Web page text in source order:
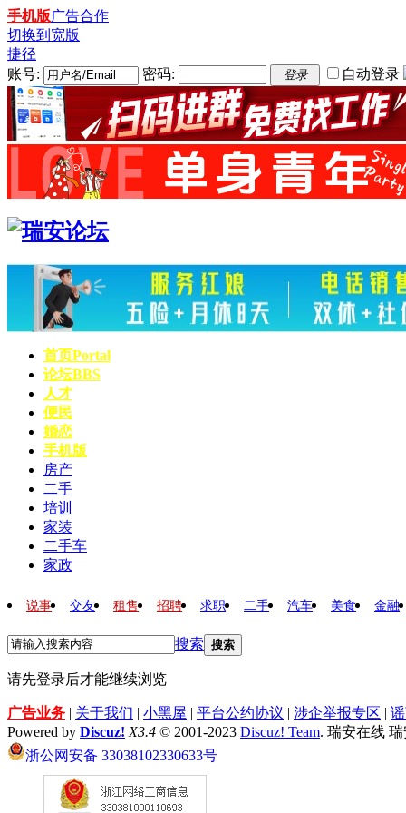
手机版广告合作
切换到宽版
捷径
账号:
密码: 登录 自动登录
首页Portal
论坛BBS
人才
便民
婚恋
手机版
房产
二手
培训
家装
二手车
家政
说事 交友 租售 招聘 求职 二手 汽车 美食 金融
搜索 搜索
请先登录后才能继续浏览
广告业务 | 关于我们 | 小黑屋 | 平台公约协议 | 涉企举报专区 |
Powered by Discuz! X3.4 © 2001-2023 Discuz! Team. 瑞安在线
浙公网安备 33038102330633号